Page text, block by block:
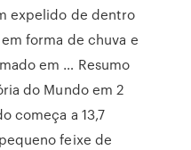
expelido de dentro
forma de chuva e
em … Resumo
do Mundo em 2
começa a 13,7
feixe de